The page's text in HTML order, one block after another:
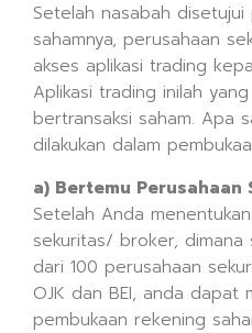
Setelah nasabah
sahamnya, perusahaan
akses aplikasi trading
Aplikasi trading inilah
bertransaksi saham. Apa
dilakukan dalam
a) Bertemu Perusahaan
Setelah Anda
sekuritas/ broker,
dari 100 perusahaan
OJK dan BEI, anda dapat
pembukaan rekening